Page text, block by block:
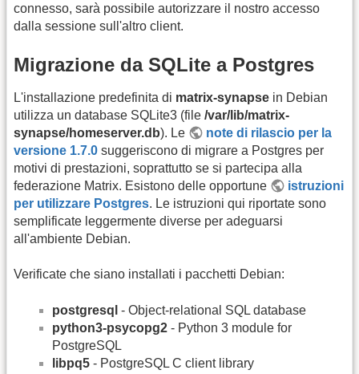
connesso, sarà possibile autorizzare il nostro accesso
dalla sessione sull'altro client.
Migrazione da SQLite a Postgres
L'installazione predefinita di matrix-synapse in Debian
utilizza un database SQLite3 (file /var/lib/matrix-
synapse/homeserver.db). Le
note di rilascio per la
versione 1.7.0 suggeriscono di migrare a Postgres per
motivi di prestazioni, soprattutto se si partecipa alla
federazione Matrix. Esistono delle opportune
istruzioni
per utilizzare Postgres. Le istruzioni qui riportate sono
semplificate leggermente diverse per adeguarsi
all'ambiente Debian.
Verificate che siano installati i pacchetti Debian:
postgresql - Object-relational SQL database
python3-psycopg2 - Python 3 module for
PostgreSQL
libpq5 - PostgreSQL C client library